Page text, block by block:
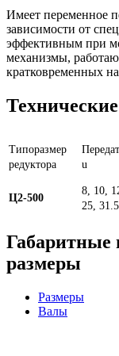
Имеет переменное
зависимости от
эффективным при
механизмы,
кратковременных
Типоразмер
редуктора
u
Ц2-500
8, 10,
25,
Габаритные
размеры
Размеры
Валы